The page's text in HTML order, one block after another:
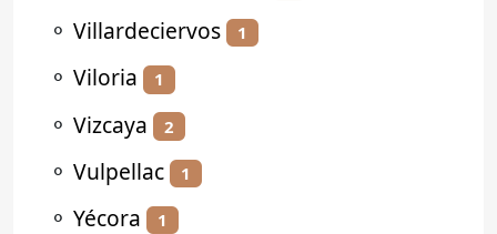
⚬ Villardeciervos 1
⚬ Viloria 1
⚬ Vizcaya 2
⚬ Vulpellac 1
⚬ Yécora 1